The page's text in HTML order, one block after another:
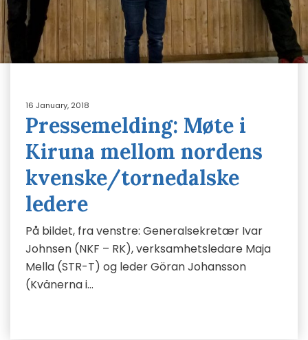
16 January, 2018
Pressemelding: Møte i
Kiruna mellom nordens
kvenske/tornedalske
ledere
På bildet, fra venstre: Generalsekretær Ivar
Johnsen (NKF – RK), verksamhetsledare Maja
Mella (STR-T) og leder Göran Johansson
(Kvänerna i…